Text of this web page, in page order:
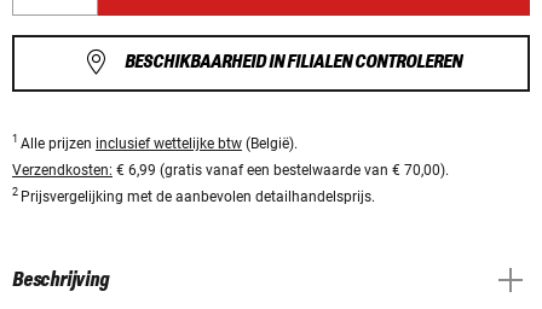
BESCHIKBAARHEID IN FILIALEN CONTROLEREN
1 Alle prijzen inclusief wettelijke btw (België).
Verzendkosten: € 6,99 (gratis vanaf een bestelwaarde van € 70,00).
2 Prijsvergelijking met de aanbevolen detailhandelsprijs.
Beschrijving